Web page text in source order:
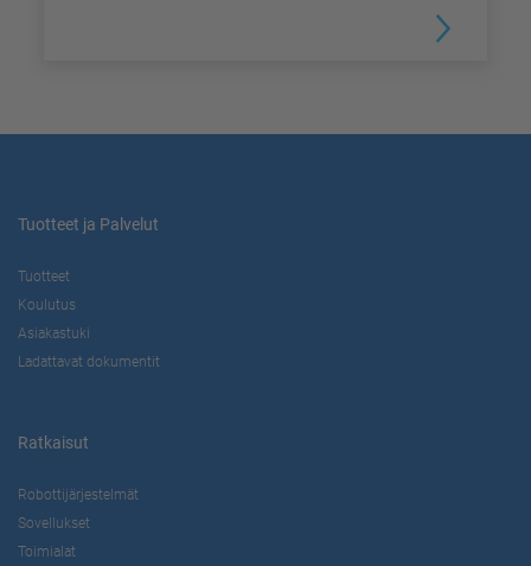
Tuotteet ja Palvelut
Tuotteet
Koulutus
Asiakastuki
Ladattavat dokumentit
Ratkaisut
Robottijärjestelmät
Sovellukset
Toimialat